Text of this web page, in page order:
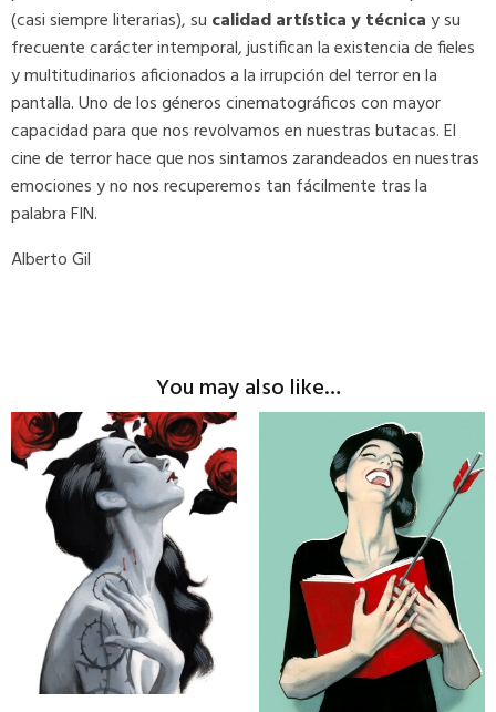
(casi siempre literarias), su calidad artística y técnicay su
frecuente carácter intemporal, justifican la existencia de fieles
y multitudinarios aficionados a la irrupción del terror en la
pantalla. Uno de los géneros cinematográficos con mayor
capacidad para que nos revolvamos en nuestras butacas. El
cine de terror hace que nos sintamos zarandeados en nuestras
emociones y no nos recuperemos tan fácilmente tras la
palabra FIN.
Alberto Gil
You may also like…
This
product
has
multiple
variants.
chosen